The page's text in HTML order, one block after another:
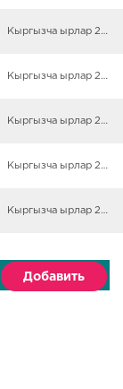
Кыргызча ырлар 2025
Кыргызча ырлар 2025
Кыргызча ырлар 2025
Кыргызча ырлар 2025
Кыргызча ырлар 2025
Добавить